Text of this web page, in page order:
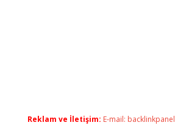
Reklam ve İletişim: E-mail: